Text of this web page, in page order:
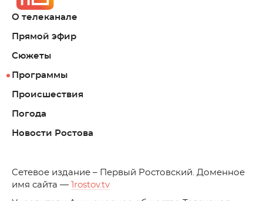
О телеканале
Прямой эфир
Сюжеты
Программы
Происшествия
Погода
Новости Ростова
Cетевое издание – Первый Ростовский. Доменное
имя сайта —
1rostov.tv